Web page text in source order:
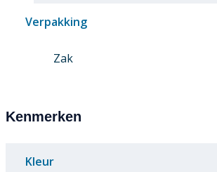
Verpakking
Zak
Kenmerken
Kleur